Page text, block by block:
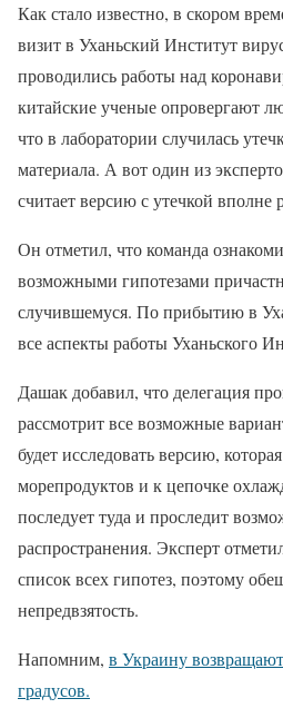
Как стало известно, в скором
визит в Уханьский Институт
проводились работы над
китайские ученые опровергают
что в лаборатории случилась
материала. А вот один из
считает версию с утечкой вполне
Он отметил, что команда
возможными гипотезами
случившемуся. По прибытию в
все аспекты работы Уханьского
Дашак добавил, что делегация
рассмотрит все возможные
будет исследовать версию,
морепродуктов и к цепочке
последует туда и проследит
распространения. Эксперт
список всех гипотез, поэтому
непредвзятость.
Напомним, в Украину
градусов.